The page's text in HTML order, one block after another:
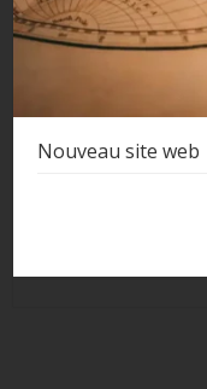
Nouveau site web